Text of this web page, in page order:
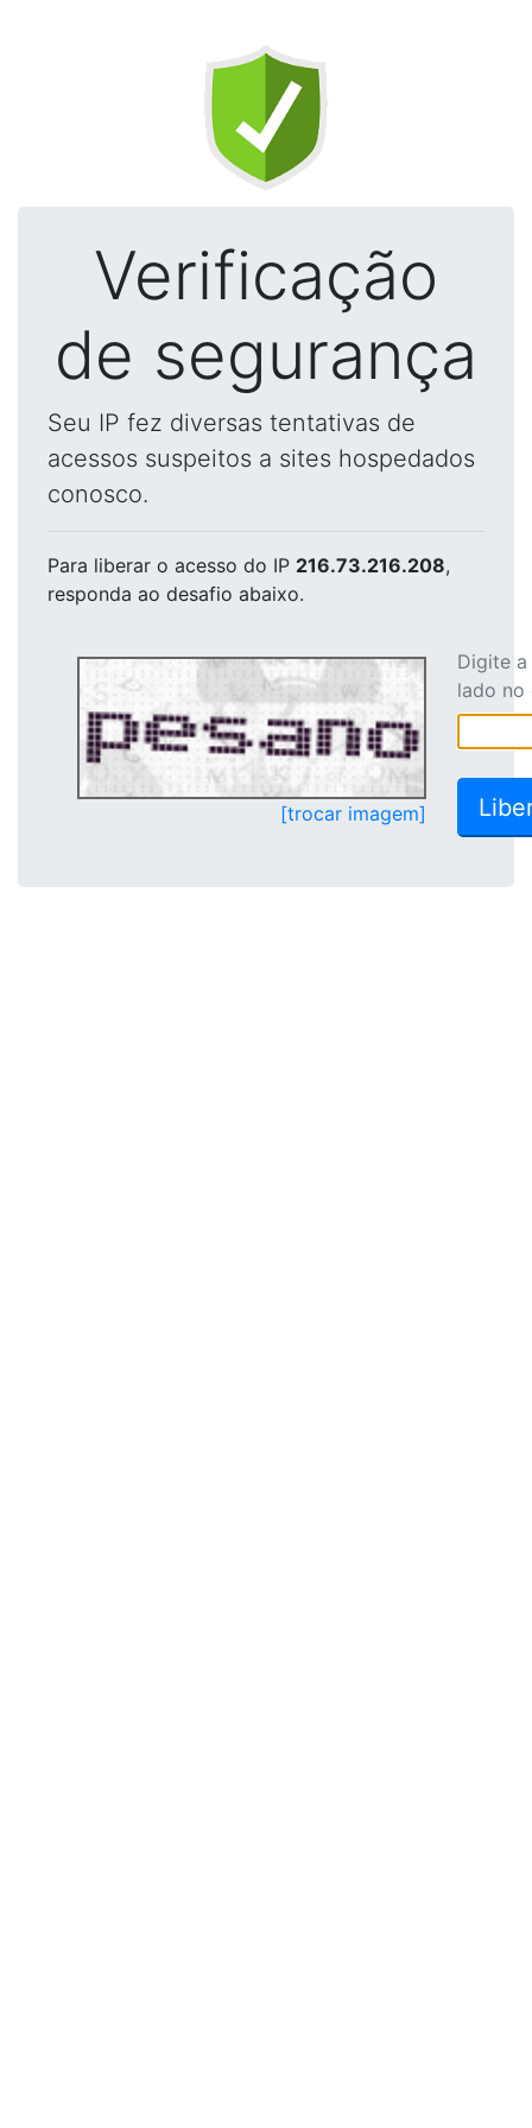
Verificação
de segurança
Seu IP fez diversas tentativas de
acessos suspeitos a sites hospedados
conosco.
Para liberar o acesso do IP 216.73.216.208,
responda ao desafio abaixo.
[trocar imagem]
Digite
lado no